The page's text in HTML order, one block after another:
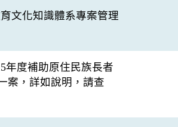
文化知識體系專案管理
年度補助原住民族長者
案，詳如說明，請查